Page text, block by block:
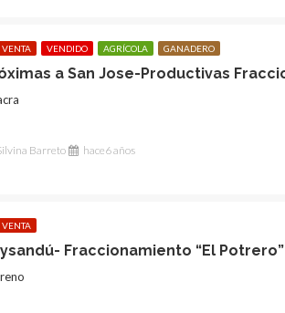
VENTA VENDIDO AGRÍCOLA GANADERO
Barreto hace6 años
VENTA
Fraccionamiento “El Potrero”